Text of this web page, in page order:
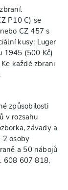
P10 C) se
CZ 457 s
kusy: Luger
1945 (500 Kč)
každé zbrani
způsobilosti
v rozsahu
závady a
2 osoby
a 50 nábojů
608 607 818,